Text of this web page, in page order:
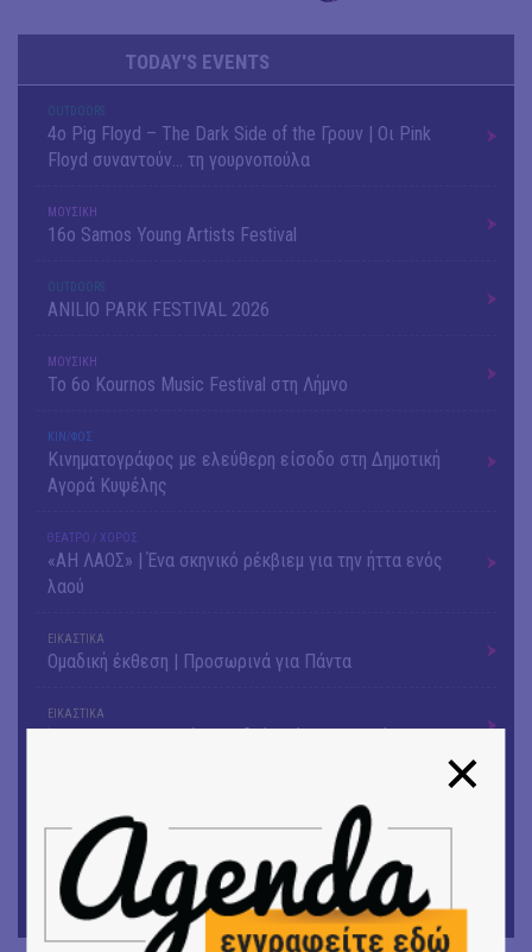
TODAY'S EVENTS
OUTDΟORS
4ο Pig Floyd – The Dark Side of the Γρουν | Οι Pink
Floyd συναντούν… τη γουρνοπούλα
ΜΟΥΣΙΚΗ
16o Samos Young Artists Festival
OUTDΟORS
ANILIO PARK FESTIVAL 2026
ΜΟΥΣΙΚΗ
Το 6ο Kournos Music Festival στη Λήμνο
ΚΙΝ/ΦΟΣ
Κινηματογράφος με ελεύθερη είσοδο στη Δημοτική
Αγορά Κυψέλης
ΘΕΑΤΡΟ / ΧΟΡΟΣ
«ΑΗ ΛΑΟΣ» | Ένα σκηνικό ρέκβιεμ για την ήττα ενός
λαού
ΕΙΚΑΣΤΙΚΑ
Ομαδική έκθεση | Προσωρινά για Πάντα
ΕΙΚΑΣΤΙΚΑ
Έκθεση φωτογραφίας: Ανδρίων έργα και ημέρες
Αργύρης Ραλλιάς | Λιτανεία
ΕΙΚΑΣΤΙΚΑ
Θανάσης Λάλας-Κώστας Τσόκλης - Συνομιλώντας με
εικόνες και λέξεις